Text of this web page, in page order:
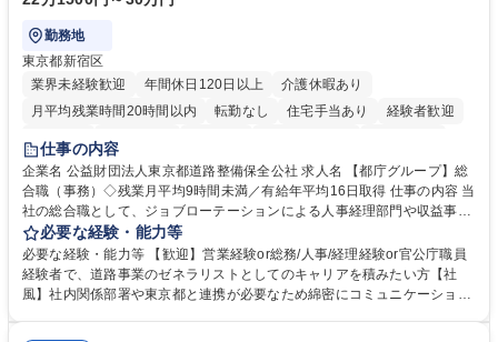
勤務地
東京都新宿区
業界未経験歓迎
年間休日120日以上
介護休暇あり
月平均残業時間20時間以内
転勤なし 住宅手当あり
経験者歓迎
研修あり
退職金あり
駅近5分以内
資格取得手当あり 食事補助あり
仕事の内容
企業名 公益財団法人東京都道路整備保全公社 求人名 【都庁グループ】総
合職（事務）◇残業月平均9時間未満／有給年平均16日取得 仕事の内容 当
社の総合職として、ジョブローテーションによる人事経理部門や収益事業
等のフロント部門の部署等幅広い部署での業務をお任せいたします。研修
制度やキャリア支援が充実しております！ ※下記業務詳細 【業務詳細】■
管理部門：広報、人事、経理など当公社の運営に係る管理業務 ■収益部
門：駐車場の新規開拓、管理運営、新宿駅西口広場の「イベントコーナ
必要な経験・能力等
必要な経験・能力等 【歓迎】営業経験or総務/人事/経理経験or官公庁職員
経験者で、道路事業のゼネラリストとしてのキャリアを積みたい方【社
風】社内関係部署や東京都と連携が必要なため綿密にコミュニケーション